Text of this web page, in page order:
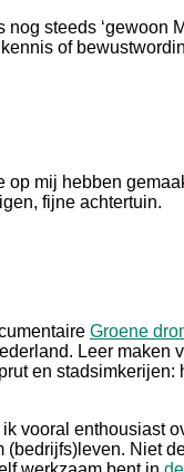
steeds ‘gewoon
of
mij hebben
fijne achtertuin.
Groene
Leer maken
en stadsimkerijen:
vooral enthousiast
Niet